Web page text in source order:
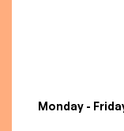
Monday -